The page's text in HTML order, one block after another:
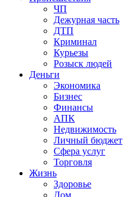
ЧП
Дежурная часть
ДТП
Криминал
Курьезы
Розыск людей
Деньги
Экономика
Бизнес
Финансы
АПК
Недвижимость
Личный бюджет
Сфера услуг
Торговля
Жизнь
Здоровье
Дом